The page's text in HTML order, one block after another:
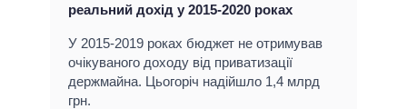
реальний дохід у 2015-2020 роках
У 2015-2019 роках бюджет не отримував
очікуваного доходу від приватизації
держмайна. Цьогоріч надійшло 1,4 млрд
грн.